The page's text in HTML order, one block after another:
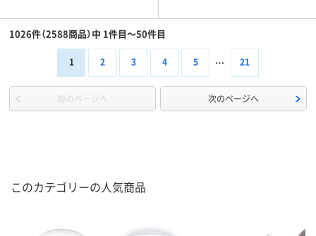
1026件（2588商品）中 1件目～50件目
1 2 3 4 5 21
前のページへ 次のページへ
このカテゴリーの人気商品